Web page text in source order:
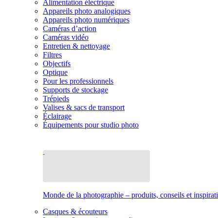
Alimentation électrique
Appareils photo analogiques
Appareils photo numériques
Caméras d’action
Caméras vidéo
Entretien & nettoyage
Filtres
Objectifs
Optique
Pour les professionnels
Supports de stockage
Trépieds
Valises & sacs de transport
Éclairage
Équipements pour studio photo
Monde de la photographie – produits, conseils et
Casques & écouteurs